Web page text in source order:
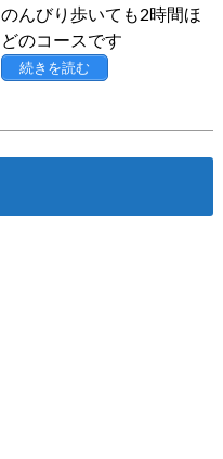
のんびり歩いても2時間ほ
どのコースです
続きを読む